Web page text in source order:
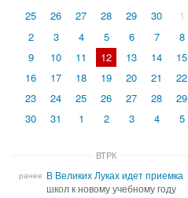
25 26 27 28 29 30
1
2
3 4 5 6 7
8
9
10 11 12 13 14
15
16
17 18 19 20 21
22
23
24 25 26 27 28
29
30
31 1 2 3 4 5
ВТРК
ранее В Великих Луках идет приемка
школ к новому учебному году
В Великих Луках идет приемка
школ к новому учебному году